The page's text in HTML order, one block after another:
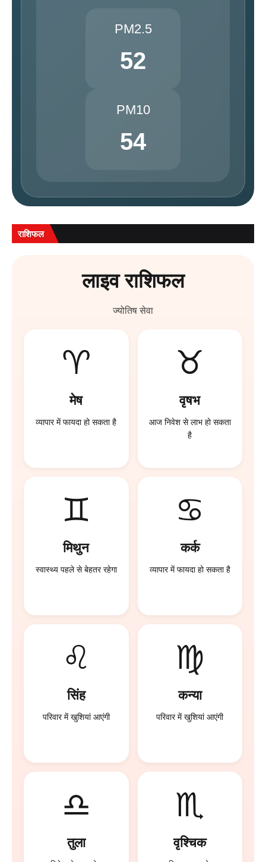
PM2.5
52
PM10
54
राशिफल
लाइव राशिफल
ज्योतिष सेवा
♈
मेष
व्यापार में फायदा हो सकता है
♉
वृषभ
आज निवेश से लाभ हो सकता
है
♊
मिथुन
स्वास्थ्य पहले से बेहतर रहेगा
♋
कर्क
व्यापार में फायदा हो सकता है
♌
सिंह
परिवार में खुशियां आएंगी
♍
कन्या
परिवार में खुशियां आएंगी
♎
तुला
♏
वृश्चिक